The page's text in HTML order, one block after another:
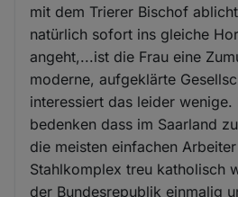
mit dem Trierer Bischof
natürlich sofort ins gleiche
angeht,...ist die Frau eine
moderne, aufgeklärte
interessiert das leider wenige.
bedenken dass im Saarland
die meisten einfachen
Stahlkomplex treu katholisch
der Bundesrepublik einmalig